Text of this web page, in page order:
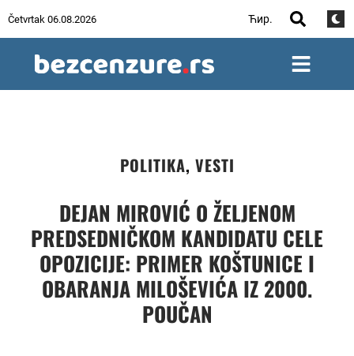
Četvrtak 06.08.2026 Ћир.
POLITIKA, VESTI
DEJAN MIROVIĆ O ŽELJENOM
PREDSEDNIČKOM KANDIDATU CELE
OPOZICIJE: PRIMER KOŠTUNICE I
OBARANJA MILOŠEVIĆA IZ 2000.
POUČAN